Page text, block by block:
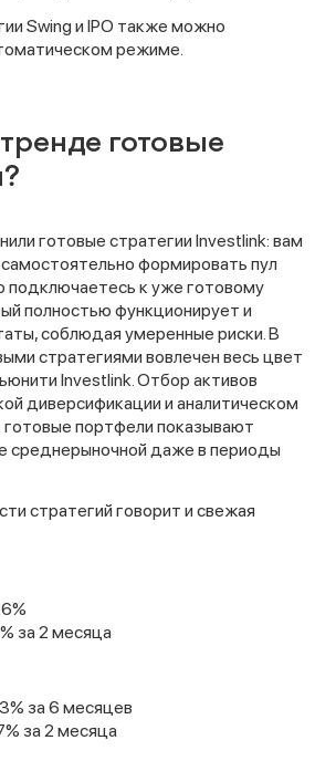
Swing и IPO также можно
режиме.
готовые
готовые стратегии Investlink: вам
формировать пул
подключаетесь к уже готовому
полностью функционирует и
соблюдая умеренные риски. В
стратегиями вовлечен весь цвет
Investlink. Отбор активов
диверсификации и аналитическом
портфели показывают
среднерыночной даже в периоды
стратегий говорит и свежая
за 2 месяца
за 6 месяцев
за 2 месяцаза заявку